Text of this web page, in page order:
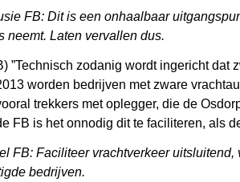
FB: Dit is een onhaalbaar
neemt. Laten vervallen dus.
”Technisch zodanig wordt ingericht
worden bedrijven met zware
trekkers met oplegger, die de
FB is het onnodig dit te faciliteren, als
FB: Faciliteer vrachtverkeer
bedrijven.